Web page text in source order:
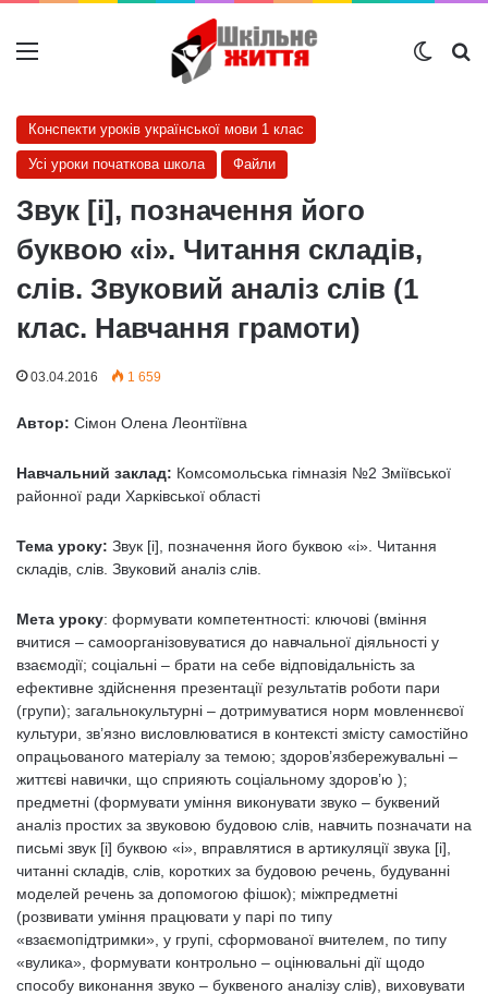
Меню
Конспекти уроків української мови 1 клас
Усі уроки початкова школа Файли
Звук [і], позначення його
буквою «і». Читання складів,
слів. Звуковий аналіз слів (1
клас. Навчання грамоти)
03.04.2016 1 659
Автор: Сімон Олена Леонтіївна
Навчальний заклад: Комсомольська гімназія №2 Зміївської
районної ради Харківської області
Тема уроку: Звук [і], позначення його буквою «і». Читання
складів, слів. Звуковий аналіз слів.
Мета уроку: формувати компетентності: ключові (вміння
вчитися – самоорганізовуватися до навчальної діяльності у
взаємодії; соціальні – брати на себе відповідальність за
ефективне здійснення презентації результатів роботи пари
(групи); загальнокультурні – дотримуватися норм мовленнєвої
культури, зв’язно висловлюватися в контексті змісту самостійно
опрацьованого матеріалу за темою; здоров’язбережувальні –
життєві навички, що сприяють соціальному здоров’ю );
предметні (формувати уміння виконувати звуко – буквений
аналіз простих за звуковою будовою слів, навчить позначати на
письмі звук [і] буквою «і», вправлятися в артикуляції звука [і],
читанні складів, слів, коротких за будовою речень, будуванні
моделей речень за допомогою фішок); міжпредметні
(розвивати уміння працювати у парі по типу
«взаємопідтримки», у групі, сформованої вчителем, по типу
«вулика», формувати контрольно – оцінювальні дії щодо
способу виконання звуко – буквеного аналізу слів), виховувати